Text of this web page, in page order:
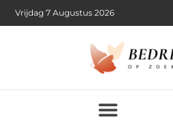
Vrijdag 7 Augustus 2026